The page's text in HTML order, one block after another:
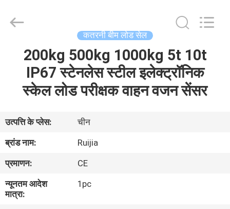
उत्पादों
वीडियो
बारे
में
Instruments
कतरनी बीम लोड सेल
200kg 500kg 1000kg 5t 10t
IP67 स्टेनलेस स्टील इलेक्ट्रॉनिक
स्केल लोड परीक्षक वाहन वजन सेंसर
उत्पत्ति के प्लेस:
चीन
ब्रांड नाम:
Ruijia
प्रमाणन:
CE
न्यूनतम आदेश
मात्रा:
1pc